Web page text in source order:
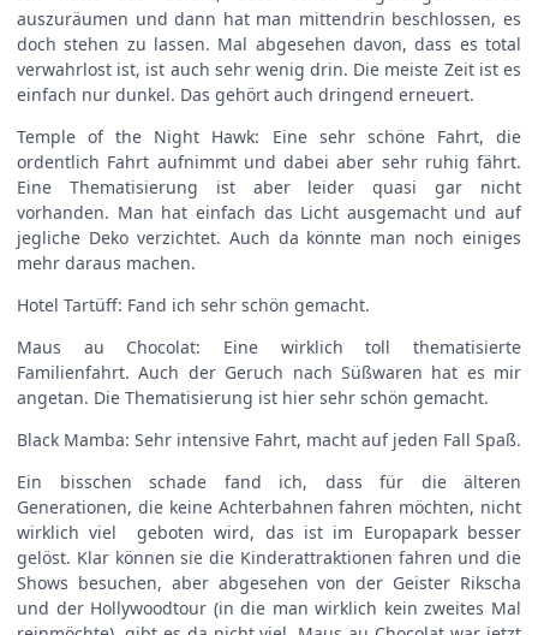
auszuräumen und dann hat man mittendrin beschlossen, es
doch stehen zu lassen. Mal abgesehen davon, dass es total
verwahrlost ist, ist auch sehr wenig drin. Die meiste Zeit ist es
einfach nur dunkel. Das gehört auch dringend erneuert.
Temple of the Night Hawk: Eine sehr schöne Fahrt, die
ordentlich Fahrt aufnimmt und dabei aber sehr ruhig fährt.
Eine Thematisierung ist aber leider quasi gar nicht
vorhanden. Man hat einfach das Licht ausgemacht und auf
jegliche Deko verzichtet. Auch da könnte man noch einiges
mehr daraus machen.
Hotel Tartüff: Fand ich sehr schön gemacht.
Maus au Chocolat: Eine wirklich toll thematisierte
Familienfahrt. Auch der Geruch nach Süßwaren hat es mir
angetan. Die Thematisierung ist hier sehr schön gemacht.
Black Mamba: Sehr intensive Fahrt, macht auf jeden Fall Spaß.
Ein bisschen schade fand ich, dass für die älteren
Generationen, die keine Achterbahnen fahren möchten, nicht
wirklich viel geboten wird, das ist im Europapark besser
gelöst. Klar können sie die Kinderattraktionen fahren und die
Shows besuchen, aber abgesehen von der Geister Rikscha
und der Hollywoodtour (in die man wirklich kein zweites Mal